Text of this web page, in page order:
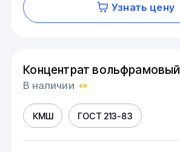
Узнать цену
Концентрат вольфрамовый
В наличии
КМШ ГОСТ 213-83